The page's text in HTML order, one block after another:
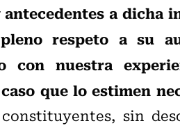
a dicha
respeto a su
con nuestra
que lo estimen
sin